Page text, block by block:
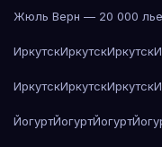
Жюль Верн — 20 000
ИркутскИркутскИркутск
ИркутскИркутскИркутск
ЙогуртЙогуртЙогурт